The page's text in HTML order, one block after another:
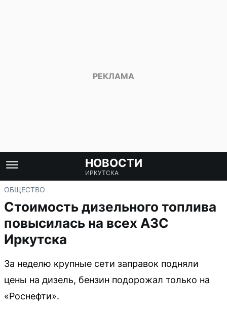
НОВОСТИ
ИРКУТСКА
ОБЩЕСТВО
Стоимость дизельного топлива
повысилась на всех АЗС
Иркутска
За неделю крупные сети заправок подняли
цены на дизель, бензин подорожал только на
«Роснефти».